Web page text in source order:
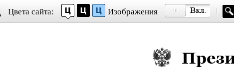
Цвета сайта: Изображения
Президент